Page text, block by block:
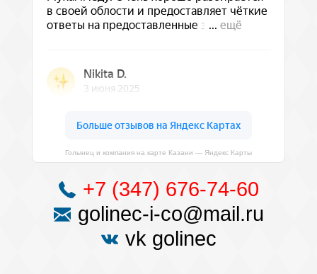
Голынец и компания на карте Казани — Яндекс Карты
+7 (347) 676-74-60
golinec-i-co@mail.ru
vk golinec